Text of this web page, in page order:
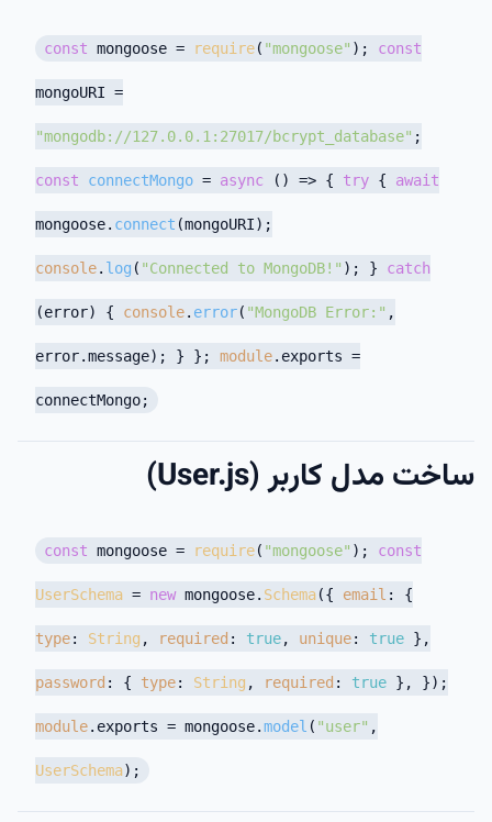
const mongoose = require( "mongoose" ); const
mongoURI =
"mongodb://127.0.0.1:27017/bcrypt_database" ;
const connectMongo = async () => { try { await
mongoose. connect (mongoURI);
console. log ( "Connected to MongoDB!" ); } catch
(error) { console. error( "MongoDB Error:" ,
error.message); } }; module. exports =
connectMongo;
ساخت مدل کاربر (User.js)
const mongoose = require( "mongoose" ); const
UserSchema = newmongoose. Schema({ email : {
type: String , required : true, unique: true },
password : { type: String , required : true }, });
module. exports = mongoose.model ( "user" ,
UserSchema);